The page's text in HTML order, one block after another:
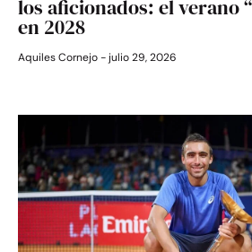
los aficionados: el verano
en 2028
Aquiles Cornejo julio 29, 2026